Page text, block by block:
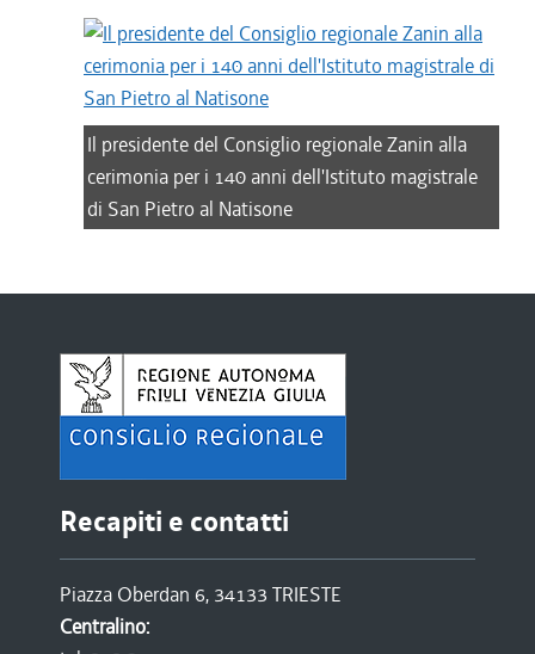
Il presidente del Consiglio regionale Zanin alla
cerimonia per i 140 anni dell'Istituto magistrale
di San Pietro al Natisone
Recapiti e contatti
Piazza Oberdan 6, 34133 TRIESTE
Centralino: